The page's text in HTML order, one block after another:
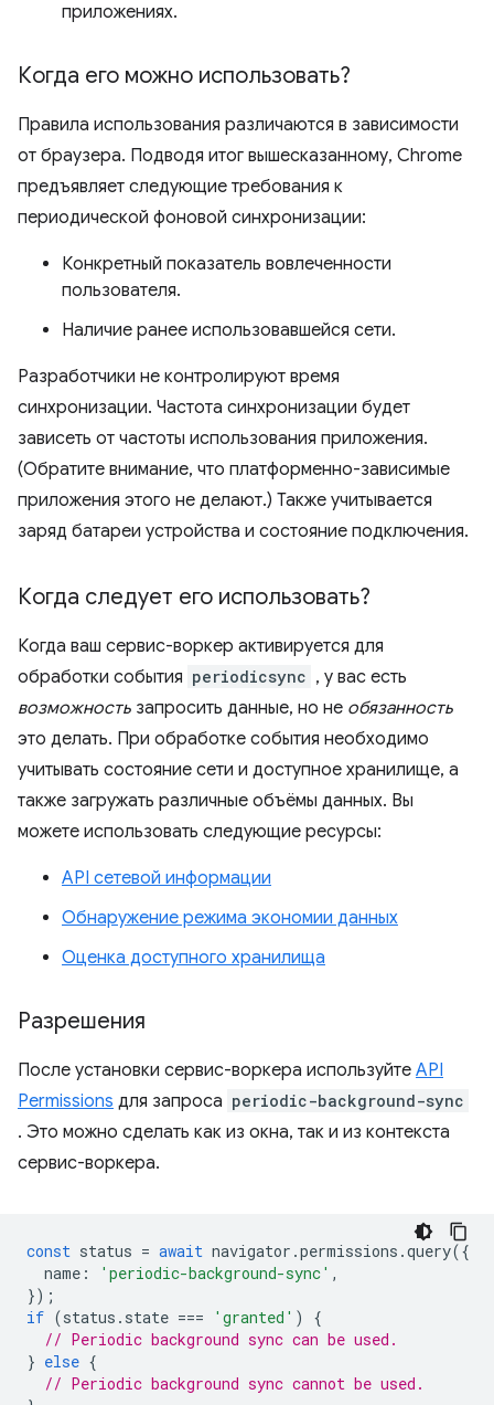
приложениях.
Когда его можно использовать?
Правила использования различаются в зависимости
от браузера. Подводя итог вышесказанному, Chrome
предъявляет следующие требования к
периодической фоновой синхронизации:
Конкретный показатель вовлеченности
пользователя.
Наличие ранее использовавшейся сети.
Разработчики не контролируют время
синхронизации. Частота синхронизации будет
зависеть от частоты использования приложения.
(Обратите внимание, что платформенно-зависимые
приложения этого не делают.) Также учитывается
заряд батареи устройства и состояние подключения.
Когда следует его использовать?
Когда ваш сервис-воркер активируется для
обработки события periodicsync , у вас есть
возможность запросить данные, но не обязанность
это делать. При обработке события необходимо
учитывать состояние сети и доступное хранилище, а
также загружать различные объёмы данных. Вы
можете использовать следующие ресурсы:
API сетевой информации
Обнаружение режима экономии данных
Оценка доступного хранилища
Разрешения
После установки сервис-воркера используйте API
Permissions для запроса periodic-background-sync
. Это можно сделать как из окна, так и из контекста
сервис-воркера.
const status = await navigator .permissions .query({
name : 'periodic-background-sync' ,
});
if (status . state === 'granted' )
{
// Periodic background sync can be used.
} else {
// Periodic background sync cannot be used.